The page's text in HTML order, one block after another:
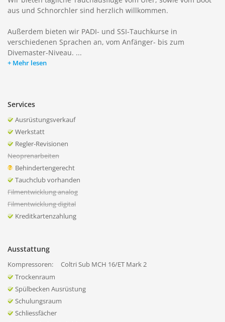
aus und Schnorchler sind herzlich willkommen.
Außerdem bieten wir PADI- und SSI-Tauchkurse in
verschiedenen Sprachen an, vom Anfänger- bis zum
Divemaster-Niveau. ...
Mehr lesen
Services
Ausrüstungsverkauf
Werkstatt
Regler-Revisionen
Neoprenarbeiten
Behindertengerecht
Tauchclub vorhanden
Filmentwicklung analog
Filmentwicklung digital
Kreditkartenzahlung
Ausstattung
Kompressoren:
Coltri Sub MCH 16/ET Mark 2
Trockenraum
Spülbecken Ausrüstung
Schulungsraum
Schliessfächer